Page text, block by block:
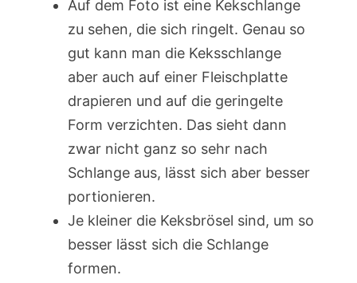
Auf dem Foto ist eine Kekschlange
zu sehen, die sich ringelt. Genau so
gut kann man die Keksschlange
aber auch auf einer Fleischplatte
drapieren und auf die geringelte
Form verzichten. Das sieht dann
zwar nicht ganz so sehr nach
Schlange aus, lässt sich aber besser
portionieren.
Je kleiner die Keksbrösel sind, um so
besser lässt sich die Schlange
formen.